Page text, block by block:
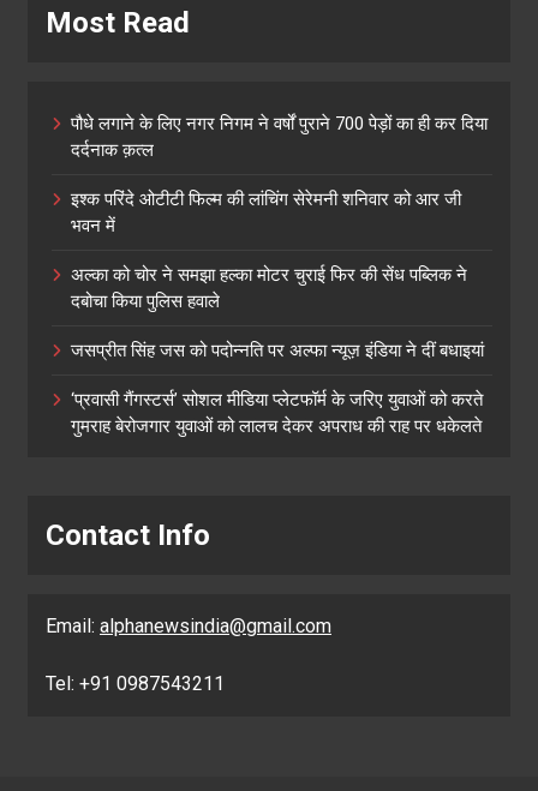
Most Read
पौधे लगाने के लिए नगर निगम ने वर्षों पुराने 700 पेड़ों का ही कर दिया
दर्दनाक क़त्ल
इश्क परिंदे ओटीटी फिल्म की लांचिंग सेरेमनी शनिवार को आर जी
भवन में
अल्का को चोर ने समझा हल्का मोटर चुराई फिर की सेंध पब्लिक ने
दबोचा किया पुलिस हवाले
जसप्रीत सिंह जस को पदोन्नति पर अल्फा न्यूज़ इंडिया ने दीं बधाइयां
‘प्रवासी गैंगस्टर्स’ सोशल मीडिया प्लेटफॉर्म के जरिए युवाओं को करते
गुमराह बेरोजगार युवाओं को लालच देकर अपराध की राह पर धकेलते
Contact Info
Email: alphanewsindia@gmail.com
Tel: +91 0987543211